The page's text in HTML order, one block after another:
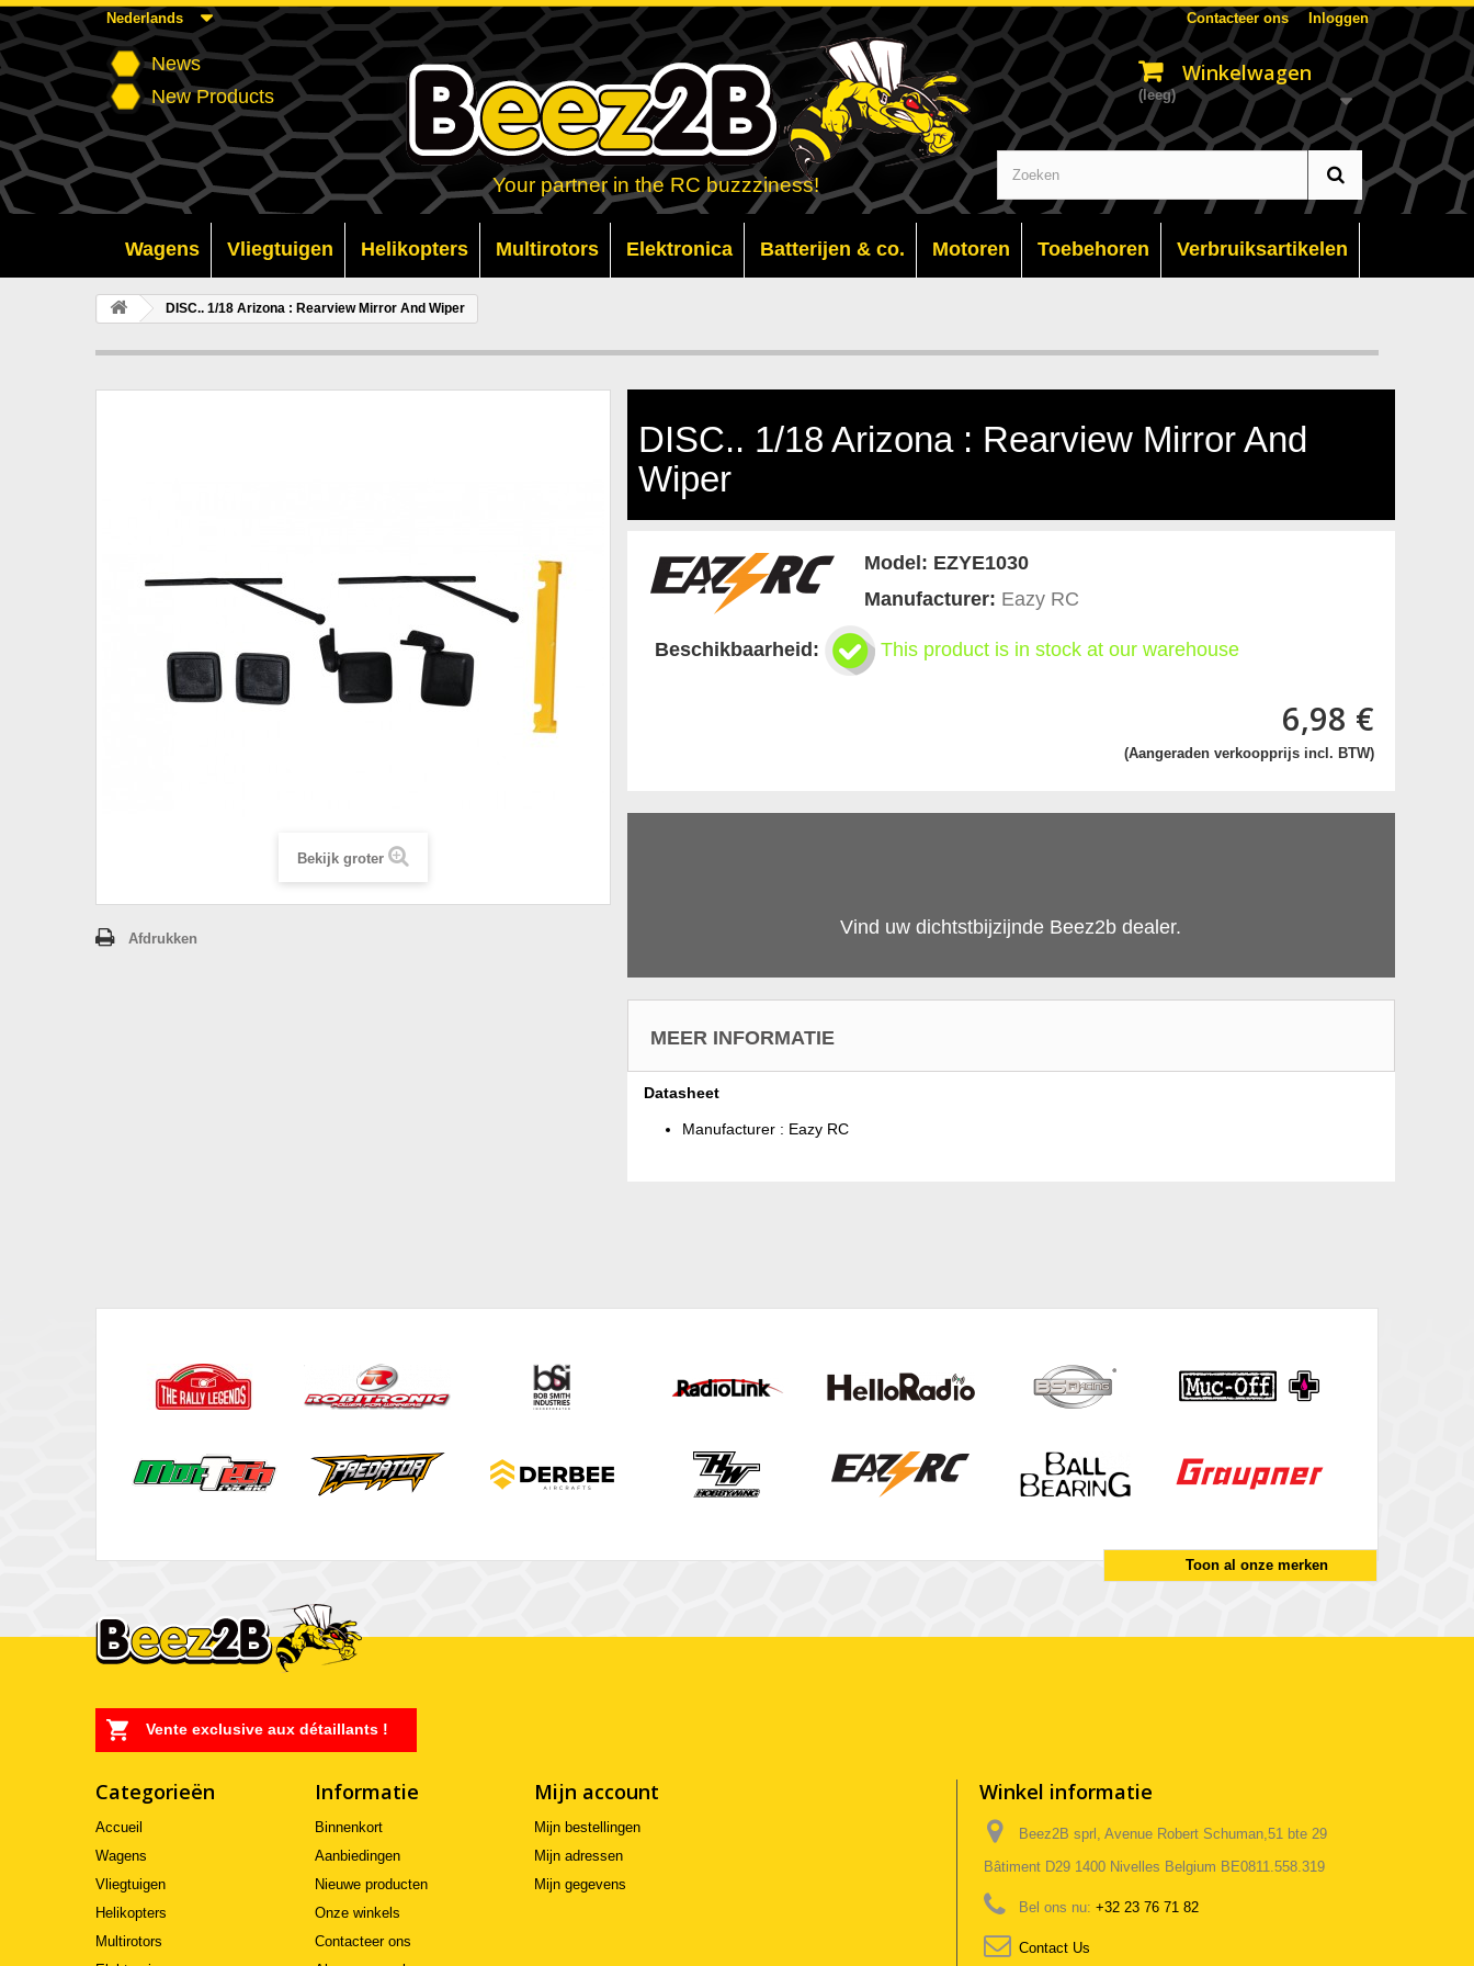
Inloggen
Nederlands Contacteer ons
Your partner in the RC buzzziness!
News
New Products
Winkelwagen
(leeg)
Wagens Vliegtuigen Helikopters Multirotors Elektronica Batterijen & co. Motoren Toebehoren Verbruiksartikelen
DISC.. 1/18 Arizona : Rearview Mirror And Wiper
Bekijk groter
Afdrukken
DISC.. 1/18 Arizona : Rearview Mirror And
Wiper
Model: EZYE1030
Manufacturer: Eazy RC
Beschikbaarheid: This product is in stock at our warehouse
6,98 €
(Aangeraden verkoopprijs incl. BTW)
Vind uw dichtstbijzijnde Beez2b dealer.
MEER INFORMATIE
Datasheet
Manufacturer : Eazy RC
Toon al onze merken
Vente exclusive aux détaillants !
Categorieën
Accueil
Wagens
Vliegtuigen
Helikopters
Multirotors
Informatie
Binnenkort
Aanbiedingen
Nieuwe producten
Onze winkels
Contacteer ons
Mijn account
Mijn bestellingen
Mijn adressen
Mijn gegevens
Winkel informatie
Beez2B sprl, Avenue Robert Schuman,51 bte 29
Bâtiment D29 1400 Nivelles Belgium BE0811.558.319
Bel ons nu: +32 23 76 71 82
Contact Us